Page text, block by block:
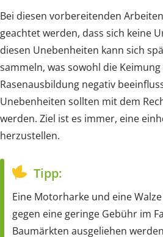
Bei diesen vorbereitenden
geachtet werden, dass sich keine
diesen Unebenheiten kann sich
sammeln, was sowohl die
Rasenausbildung negativ
Unebenheiten sollten mit dem
werden. Ziel ist es immer, eine
herzustellen.
Tipp:
Eine Motorharke und eine
gegen eine geringe Gebühr im
Baumärkten ausgeliehen